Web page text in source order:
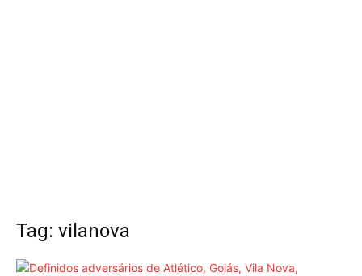
Tag: vilanova